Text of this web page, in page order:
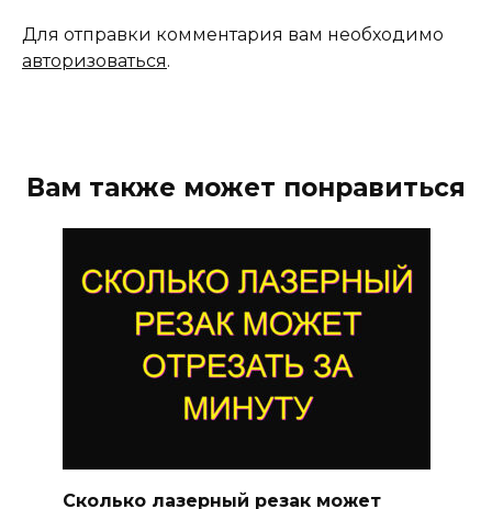
Для отправки комментария вам необходимо
авторизоваться.
Вам также может понравиться
Сколько лазерный резак может